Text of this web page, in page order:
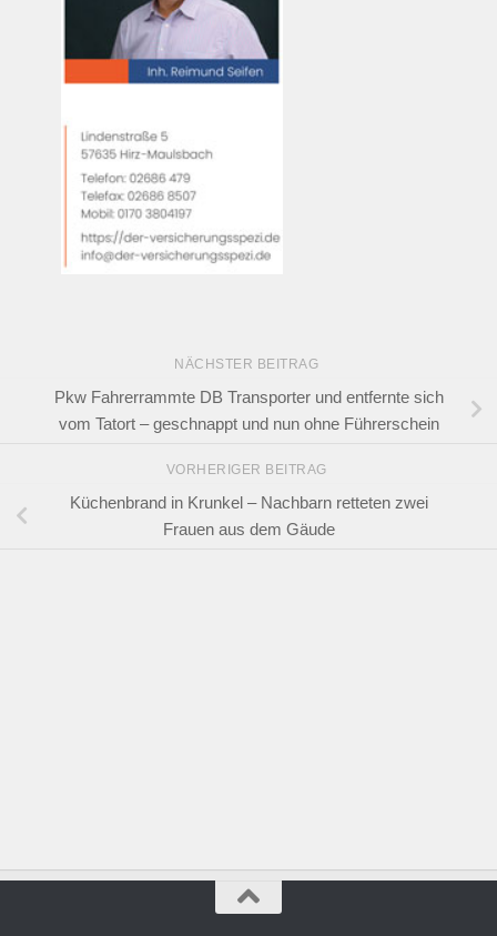
NÄCHSTER BEITRAG
Pkw Fahrerrammte DB Transporter und entfernte sich
vom Tatort – geschnappt und nun ohne Führerschein
VORHERIGER BEITRAG
Küchenbrand in Krunkel – Nachbarn retteten zwei
Frauen aus dem Gäude